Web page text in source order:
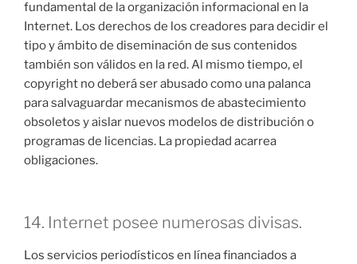
fundamental de la organización informacional en la
Internet. Los derechos de los creadores para decidir el
tipo y ámbito de diseminación de sus contenidos
también son válidos en la red. Al mismo tiempo, el
copyright no deberá ser abusado como una palanca
para salvaguardar mecanismos de abastecimiento
obsoletos y aislar nuevos modelos de distribución o
programas de licencias. La propiedad acarrea
obligaciones.
14. Internet posee numerosas divisas.
Los servicios periodísticos en línea financiados a